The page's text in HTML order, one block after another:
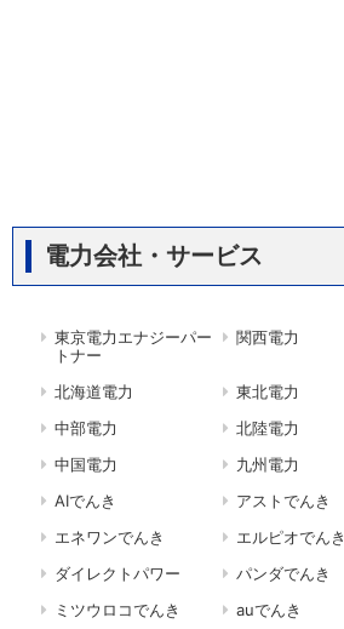
電力会社・サービス
東京電力エナジーパー
トナー
関西電力
北海道電力
東北電力
中部電力
北陸電力
中国電力
九州電力
AIでんき
アストでんき
エネワンでんき
エルピオでんき
ダイレクトパワー
パンダでんき
ミツウロコでんき
auでんき